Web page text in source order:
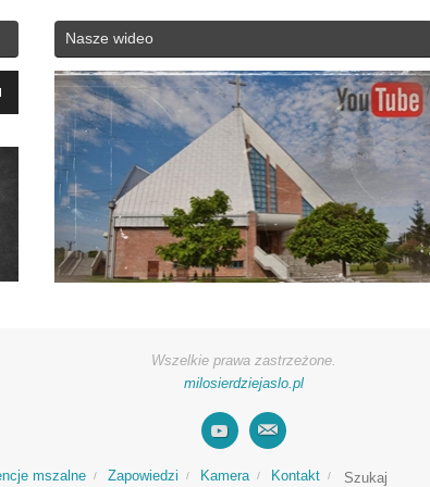
Nasze wideo
Wszelkie prawa zastrzeżone.
milosierdziejaslo.pl
mszalne Zapowiedzi Kamera Kontakt